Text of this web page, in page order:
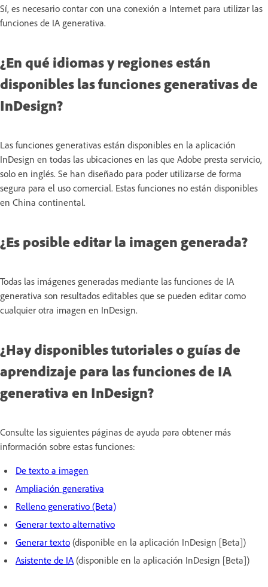
Sí, es necesario contar con una conexión a Internet para utilizar las
funciones de IA generativa.
¿En qué idiomas y regiones están
disponibles las funciones generativas de
InDesign?
Las funciones generativas están disponibles en la aplicación
InDesign en todas las ubicaciones en las que Adobe presta servicio,
solo en inglés. Se han diseñado para poder utilizarse de forma
segura para el uso comercial. Estas funciones no están disponibles
en China continental.
¿Es posible editar la imagen generada?
Todas las imágenes generadas mediante las funciones de IA
generativa son resultados editables que se pueden editar como
cualquier otra imagen en InDesign.
¿Hay disponibles tutoriales o guías de
aprendizaje para las funciones de IA
generativa en InDesign?
Consulte las siguientes páginas de ayuda para obtener más
información sobre estas funciones:
De texto a imagen
Ampliación generativa
Relleno generativo (Beta)
Generar texto alternativo
Generar texto (disponible en la aplicación InDesign [Beta])
Asistente de IA (disponible en la aplicación InDesign [Beta])